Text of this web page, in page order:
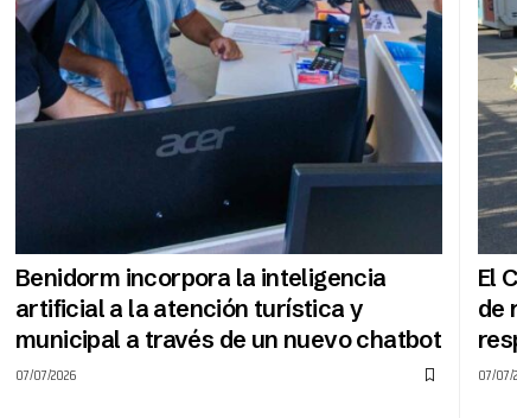
Benidorm incorpora la inteligencia
artificial a la atención turística y
municipal a través de un nuevo chatbot
07/07/2026
El
de
07/07/